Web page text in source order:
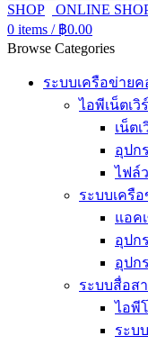
0 items / ฿0.00
Browse Categories
ระบบเครือข่ายค
ไอพีเน็ตเวิ
เน็ต
อุป
ไฟล์
ระบบเครื
แอค
อุปก
อุปก
ระบบสื่อส
ไอพี
ระบ